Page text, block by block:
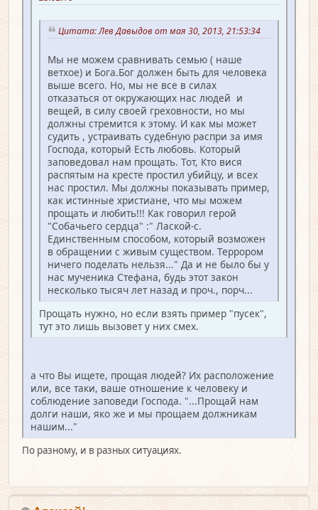
Цитата: Лев Давыдов от мая 30, 2013, 21:53:34
Мы не можем сравнивать семью ( наше
ветхое) и Бога.Бог должен быть для человека
выше всего. Но, мы не все в силах
отказаться от окружающих нас людей и
вещей, в силу своей греховности, но мы
должны стремится к этому. И как мы может
судить , устраивать судебную распри за имя
Господа, который Есть любовь. Который
заповедовал нам прощать. Тот, Кто вися
распятым на кресте простил убийцу, и всех
нас простил. Мы должны показывать пример,
как истинные христиане, что мы можем
прощать и любить!!! Как говорил герой
"Собачьего сердца" :" Лаской-с.
Единственным способом, который возможен
в обращении с живым существом. Террором
ничего поделать нельзя..." Да и не было бы у
нас мученика Стефана, будь этот закон
несколько тысяч лет назад и проч., порч...
Прощать нужно, но если взять пример "пусек",
тут это лишь вызовет у них смех.
а что Вы ищете, прощая людей? Их расположение
или, все таки, ваше отношение к человеку и
соблюдение заповеди Господа. "...Прощай нам
долги наши, яко же и мы прощаем должникам
нашим..."
По разному, и в разных ситуациях.